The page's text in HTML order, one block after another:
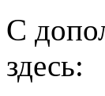
С
здесь: